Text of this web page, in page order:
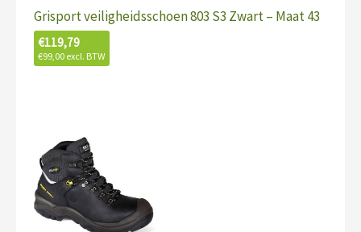
Grisport veiligheidsschoen 803 S3 Zwart – Maat 43
€119,79
€99,00 excl. BTW